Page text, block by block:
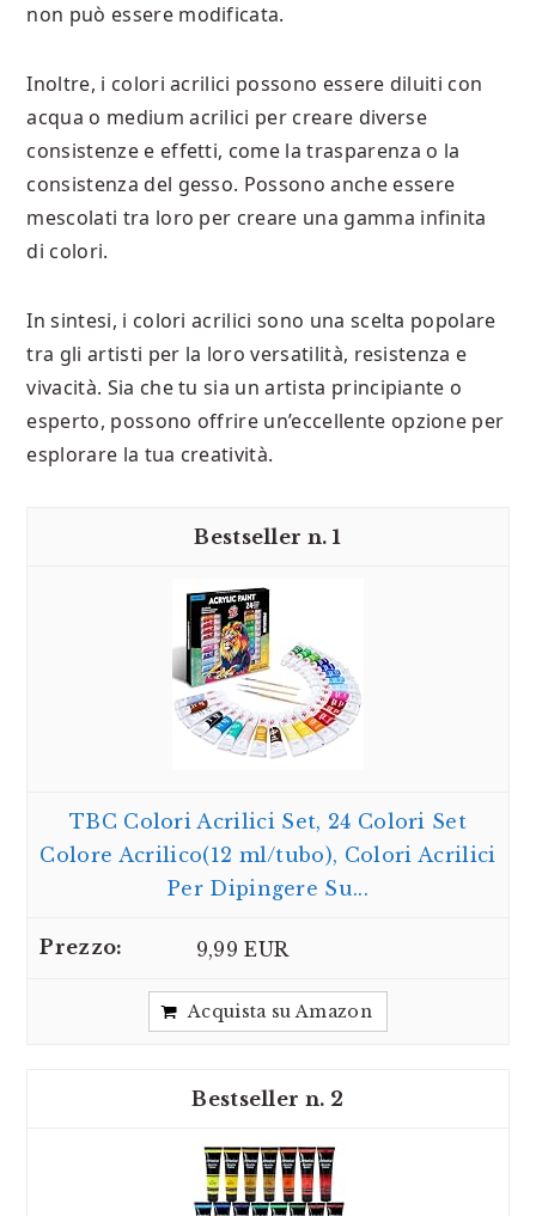
non può essere modificata.
Inoltre, i colori acrilici possono essere diluiti con
acqua o medium acrilici per creare diverse
consistenze e effetti, come la trasparenza o la
consistenza del gesso. Possono anche essere
mescolati tra loro per creare una gamma infinita
di colori.
In sintesi, i colori acrilici sono una scelta popolare
tra gli artisti per la loro versatilità, resistenza e
vivacità. Sia che tu sia un artista principiante o
esperto, possono offrire un’eccellente opzione per
esplorare la tua creatività.
1
TBC Colori Acrilici Set, 24 Colori Set
Colore Acrilico(12 ml/tubo), Colori Acrilici
Per Dipingere Su...
9,99 EUR
Acquista su Amazon
2